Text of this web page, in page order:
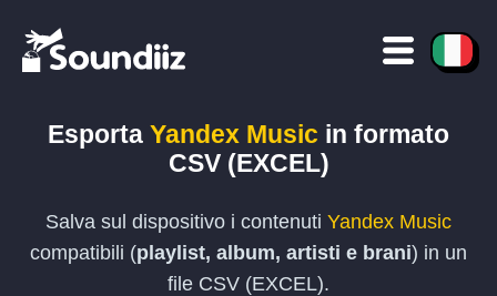
Esporta Yandex Music in formato
CSV (EXCEL)
Salva sul dispositivo i contenuti Yandex Music
compatibili (playlist, album, artisti e brani) in un
file CSV (EXCEL).